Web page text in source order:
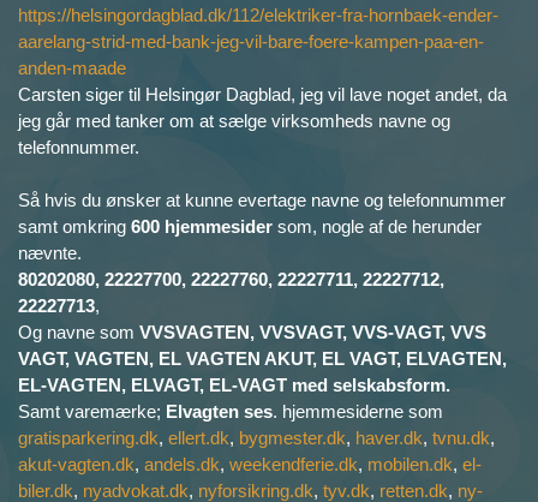
https://helsingordagblad.dk/112/elektriker-fra-hornbaek-ender-
aarelang-strid-med-bank-jeg-vil-bare-foere-kampen-paa-en-
anden-maade
Carsten siger til Helsingør Dagblad, jeg vil lave noget andet, da
jeg går med tanker om at sælge virksomheds navne og
telefonnummer.
Så hvis du ønsker at kunne evertage navne og telefonnummer
samt omkring 600 hjemmesider som, nogle af de herunder
nævnte.
80202080, 22227700, 22227760, 22227711, 22227712,
22227713,
Og navne som VVSVAGTEN, VVSVAGT, VVS-VAGT, VVS
VAGT, VAGTEN, EL VAGTEN AKUT, EL VAGT, ELVAGTEN,
EL-VAGTEN, ELVAGT, EL-VAGT med selskabsform.
Samt varemærke; Elvagten ses. hjemmesiderne som
gratisparkering.dk, ellert.dk, bygmester.dk, haver.dk, tvnu.dk,
akut-vagten.dk, andels.dk, weekendferie.dk, mobilen.dk, el-
biler.dk, nyadvokat.dk, nyforsikring.dk, tyv.dk, retten.dk, ny-